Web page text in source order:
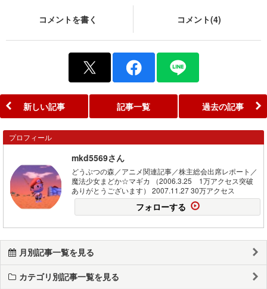
コメントを書く コメント(4)
新しい記事 記事一覧 過去の記事
プロフィール
mkd5569さん
どうぶつの森／アニメ関連記事／株主総会出席レポート／
魔法少女まどか☆マギカ （2006.3.25 1万アクセス突破
ありがとうございます） 2007.11.27 30万アクセス
フォローする
月別記事一覧を見る
カテゴリ別記事一覧を見る